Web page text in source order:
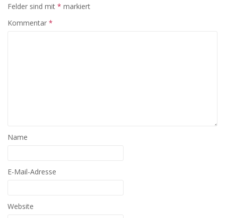
Felder sind mit * markiert
Kommentar *
Name
E-Mail-Adresse
Website